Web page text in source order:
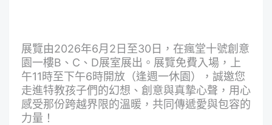
展覽由2026年6月2日至30日，在瘋堂十號創意
園一樓B、C、D展室展出。展覽免費入場，上
午11時至下午6時開放（逢週一休園），誠邀您
走進特教孩子們的幻想、創意與真摯心聲，用心
感受那份跨越界限的溫暖，共同傳遞愛與包容的
力量！